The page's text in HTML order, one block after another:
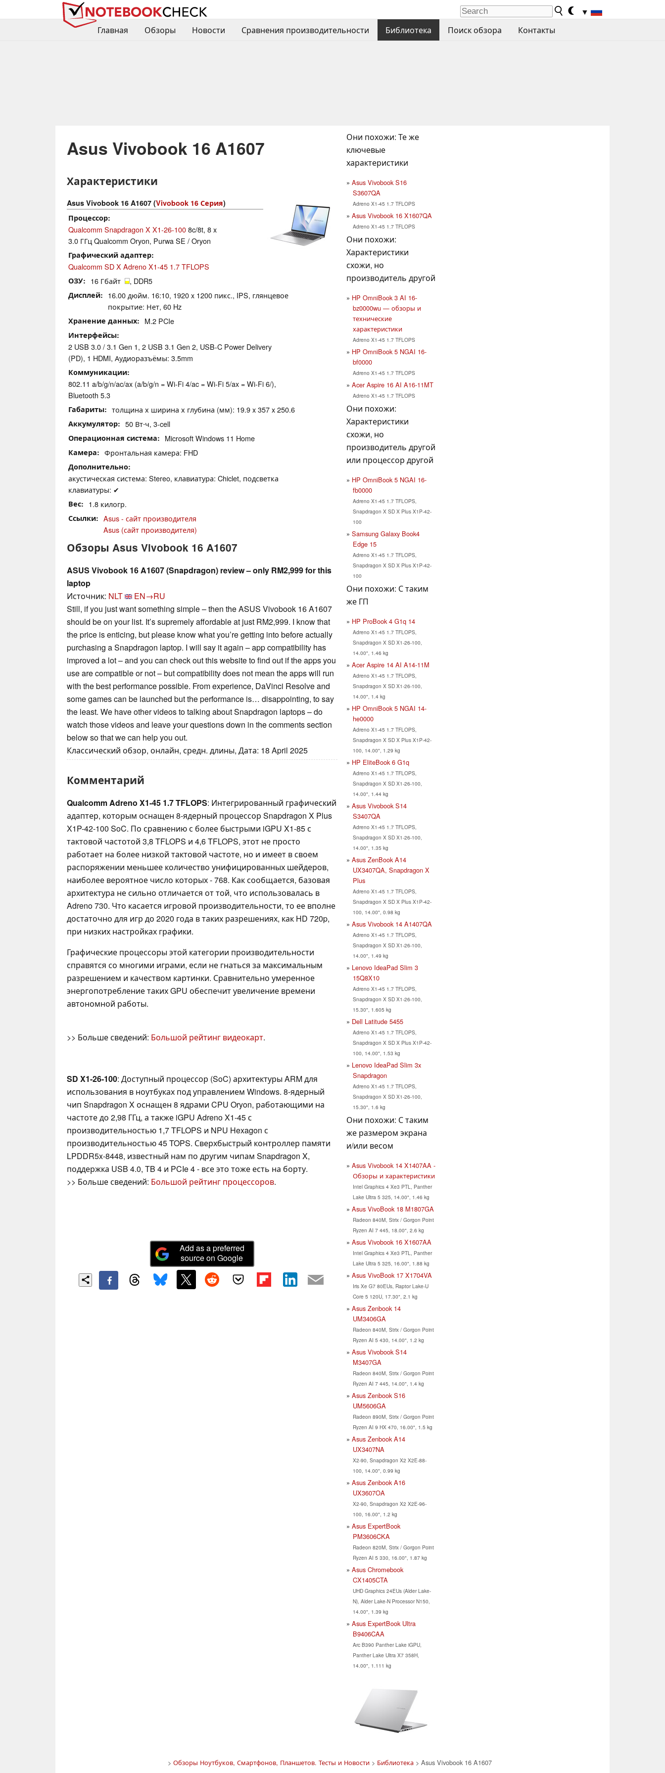
▼
Главная
Обзоры Новости Сравнения производительности Библиотека Поиск обзора Контакты
Asus Vivobook 16 A1607
Характеристики
Asus Vivobook 16 A1607 (Vivobook 16 Серия)
Процессор
Qualcomm Snapdragon X X1-26-1008c/8t, 8 x
3.0 ГГц Qualcomm Oryon, Purwa SE / Oryon
Графический адаптер
Qualcomm SD X Adreno X1-45 1.7 TFLOPS
ОЗУ 16 Гбайт , DDR5
Дисплей
16.00 дюйм. 16:10, 1920 x 1200 пикс., IPS, глянцевое
покрытие: Нет, 60 Hz
Хранение данных M.2 PCIe
Интерфейсы
2 USB 3.0 / 3.1 Gen 1, 2 USB 3.1 Gen 2, USB-C Power Delivery
(PD), 1 HDMI, Аудиоразъёмы: 3.5mm
Коммуникации
802.11 a/b/g/n/ac/ax (a/b/g/n = Wi-Fi 4/ac = Wi-Fi 5/ax = Wi-Fi 6/),
Bluetooth 5.3
Габариты толщина х ширина х глубина (мм): 19.9 x 357 x 250.6
Аккумулятор 50 Вт⋅ч, 3-cell
Операционная система Microsoft Windows 11 Home
Камера Фронтальная камера: FHD
Дополнительно
акустическая система: Stereo, клавиатура: Chiclet, подсветка
клавиатуры: ✔
Вес 1.8 килогр.
Ссылки
Asus - сайт производителя
Asus (сайт производителя)
Обзоры Asus Vivobook 16 A1607
ASUS Vivobook 16 A1607 (Snapdragon) review – only RM2,999 for this
laptop
Источник: NLT
EN→RU
Still, if you just want something simple – then the ASUS Vivobook 16 A1607
should be on your list. It’s supremely affordable at just RM2,999. I know that
the price is enticing, but please know what you’re getting into before actually
purchasing a Snapdragon laptop. I will say it again – app compatibility has
improved a lot – and you can check out this website to find out if the apps you
use are compatible or not – but compatibility does not mean the apps will run
with the best performance possible. From experience, DaVinci Resolve and
some games can be launched but the performance is… disappointing, to say
the least. We have other videos to talking about Snapdragon laptops – do
watch those videos and leave your questions down in the comments section
below so that we can help you out.
Классический обзор, онлайн, средн. длины, Дата: 18 April 2025
Комментарий
Qualcomm Adreno X1-45 1.7 TFLOPS: Интегрированный графический
адаптер, которым оснащен 8-ядерный процессор Snapdragon X Plus
X1P-42-100 SoC. По сравнению с более быстрыми iGPU X1-85 с
тактовой частотой 3,8 TFLOPS и 4,6 TFLOPS, этот не просто
работает на более низкой тактовой частоте, но и имеет в своем
распоряжении меньшее количество унифицированных шейдеров,
наиболее вероятное число которых - 768. Как сообщается, базовая
архитектура не сильно отличается от той, что использовалась в
Adreno 730. Что касается игровой производительности, то ее вполне
достаточно для игр до 2020 года в таких разрешениях, как HD 720p,
при низких настройках графики.
Графические процессоры этой категории производительности
справятся со многими играми, если не гнаться за максимальным
разрешением и качеством картинки. Сравнительно умеренное
энергопотребление таких GPU обеспечит увеличение времени
автономной работы.
>> Больше сведений: Большой рейтинг видеокарт.
SD X1-26-100: Доступный процессор (SoC) архитектуры ARM для
использования в ноутбуках под управлением Windows. 8-ядерный
чип Snapdragon X оснащен 8 ядрами CPU Oryon, работающими на
частоте до 2,98 ГГц, а также iGPU Adreno X1-45 с
производительностью 1,7 TFLOPS и NPU Hexagon с
производительностью 45 TOPS. Сверхбыстрый контроллер памяти
LPDDR5x-8448, известный нам по другим чипам Snapdragon X,
поддержка USB 4.0, TB 4 и PCIe 4 - все это тоже есть на борту.
>> Больше сведений: Большой рейтинг процессоров.
Add as a preferred
source on Google
Они похожи: Те же
ключевые
характеристики
Asus Vivobook S16
S3607QA
Adreno X1-45 1.7 TFLOPS
Asus Vivobook 16 X1607QA
Adreno X1-45 1.7 TFLOPS
Они похожи:
Характеристики
схожи, но
производитель другой
HP OmniBook 3 AI 16-
bz0000wu — обзоры и
технические
характеристики
Adreno X1-45 1.7 TFLOPS
HP OmniBook 5 NGAI 16-
bf0000
Adreno X1-45 1.7 TFLOPS
Acer Aspire 16 AI A16-11MT
Adreno X1-45 1.7 TFLOPS
Они похожи:
Характеристики
схожи, но
производитель другой
или процессор другой
HP OmniBook 5 NGAI 16-
fb0000
Adreno X1-45 1.7 TFLOPS,
Snapdragon X SD X Plus X1P-42-
100
Samsung Galaxy Book4
Edge 15
Adreno X1-45 1.7 TFLOPS,
Snapdragon X SD X Plus X1P-42-
100
Они похожи: С таким
же ГП
HP ProBook 4 G1q 14
Adreno X1-45 1.7 TFLOPS,
Snapdragon X SD X1-26-100,
14.00", 1.46 kg
Acer Aspire 14 AI A14-11M
Adreno X1-45 1.7 TFLOPS,
Snapdragon X SD X1-26-100,
14.00", 1.4 kg
HP OmniBook 5 NGAI 14-
he0000
Adreno X1-45 1.7 TFLOPS,
Snapdragon X SD X Plus X1P-42-
100, 14.00", 1.29 kg
HP EliteBook 6 G1q
Adreno X1-45 1.7 TFLOPS,
Snapdragon X SD X1-26-100,
14.00", 1.44 kg
Asus Vivobook S14
S3407QA
Adreno X1-45 1.7 TFLOPS,
Snapdragon X SD X1-26-100,
14.00", 1.35 kg
Asus ZenBook A14
UX3407QA, Snapdragon X
Plus
Adreno X1-45 1.7 TFLOPS,
Snapdragon X SD X Plus X1P-42-
100, 14.00", 0.98 kg
Asus Vivobook 14 A1407QA
Adreno X1-45 1.7 TFLOPS,
Snapdragon X SD X1-26-100,
14.00", 1.49 kg
Lenovo IdeaPad Slim 3
15Q8X10
Adreno X1-45 1.7 TFLOPS,
Snapdragon X SD X1-26-100,
15.30", 1.605 kg
Dell Latitude 5455
Adreno X1-45 1.7 TFLOPS,
Snapdragon X SD X Plus X1P-42-
100, 14.00", 1.53 kg
Lenovo IdeaPad Slim 3x
Snapdragon
Adreno X1-45 1.7 TFLOPS,
Snapdragon X SD X1-26-100,
15.30", 1.6 kg
Они похожи: С таким
же размером экрана
и/или весом
Asus Vivobook 14 X1407AA -
Обзоры и характеристики
Intel Graphics 4 Xe3 PTL, Panther
Lake Ultra 5 325, 14.00", 1.46 kg
Asus VivoBook 18 M1807GA
Radeon 840M, Strix / Gorgon Point
Ryzen AI 7 445, 18.00", 2.6 kg
Asus Vivobook 16 X1607AA
Intel Graphics 4 Xe3 PTL, Panther
Lake Ultra 5 325, 16.00", 1.88 kg
Asus VivoBook 17 X1704VA
Iris Xe G7 80EUs, Raptor Lake-U
Core 5 120U, 17.30", 2.1 kg
Asus Zenbook 14
UM3406GA
Radeon 840M, Strix / Gorgon Point
Ryzen AI 5 430, 14.00", 1.2 kg
Asus Vivobook S14
M3407GA
Radeon 840M, Strix / Gorgon Point
Ryzen AI 7 445, 14.00", 1.4 kg
Asus Zenbook S16
UM5606GA
Radeon 890M, Strix / Gorgon Point
Ryzen AI 9 HX 470, 16.00", 1.5 kg
Asus Zenbook A14
UX3407NA
X2-90, Snapdragon X2 X2E-88-
100, 14.00", 0.99 kg
Asus Zenbook A16
UX3607OA
X2-90, Snapdragon X2 X2E-96-
100, 16.00", 1.2 kg
Asus ExpertBook
PM3606CKA
Radeon 820M, Strix / Gorgon Point
Ryzen AI 5 330, 16.00", 1.87 kg
Asus Chromebook
CX1405CTA
UHD Graphics 24EUs (Alder Lake-
N), Alder Lake-N Processor N150,
14.00", 1.39 kg
Asus ExpertBook Ultra
B9406CAA
Arc B390 Panther Lake iGPU,
Panther Lake Ultra X7 358H,
14.00", 1.111 kg
> Обзоры Ноутбуков, Смартфонов, Планшетов. Тесты и Новости > Библиотека > Asus Vivobook 16 A1607